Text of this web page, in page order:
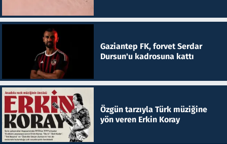
Gaziantep FK, forvet Serdar
Dursun'u kadrosuna kattı
Özgün tarzıyla Türk müziğine
yön veren Erkin Koray